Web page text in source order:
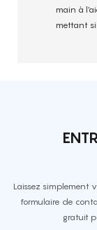
main à
mettant
Laissez simplement
formulaire de
gratuit